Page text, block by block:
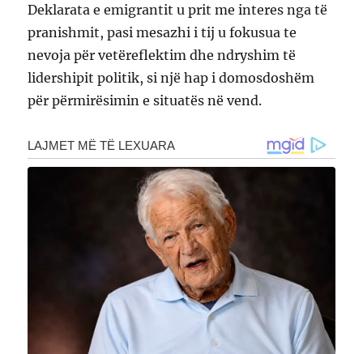
Deklarata e emigrantit u prit me interes nga të
pranishmit, pasi mesazhi i tij u fokusua te
nevoja për vetëreflektim dhe ndryshim të
lidershipit politik, si një hap i domosdoshëm
për përmirësimin e situatës në vend.